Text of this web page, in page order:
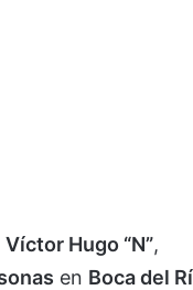
Víctor Hugo “N”,
en Boca del